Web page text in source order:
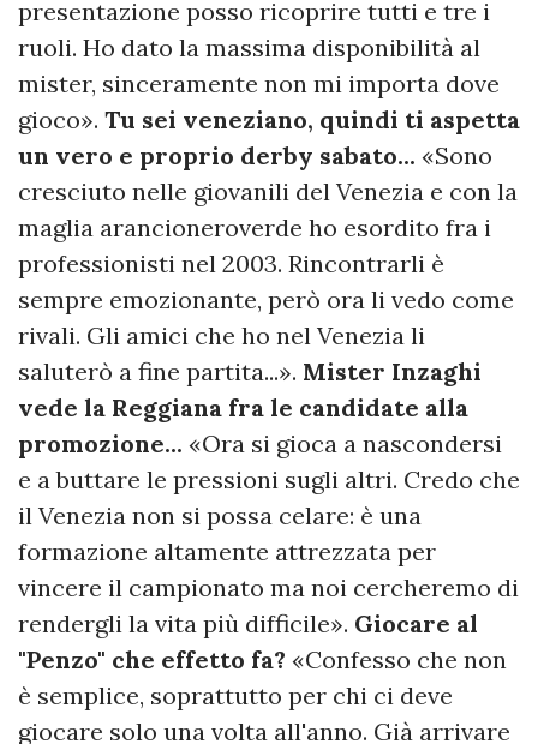
presentazione posso ricoprire tutti e tre i
ruoli. Ho dato la massima disponibilità al
mister, sinceramente non mi importa dove
gioco». Tu sei veneziano, quindi ti aspetta
un vero e proprio derby sabato... «Sono
cresciuto nelle giovanili del Venezia e con la
maglia arancioneroverde ho esordito fra i
professionisti nel 2003. Rincontrarli è
sempre emozionante, però ora li vedo come
rivali. Gli amici che ho nel Venezia li
saluterò a fine partita...». Mister Inzaghi
vede la Reggiana fra le candidate alla
promozione... «Ora si gioca a nascondersi
e a buttare le pressioni sugli altri. Credo che
il Venezia non si possa celare: è una
formazione altamente attrezzata per
vincere il campionato ma noi cercheremo di
rendergli la vita più difficile». Giocare al
"Penzo" che effetto fa? «Confesso che non
è semplice, soprattutto per chi ci deve
giocare solo una volta all'anno. Già arrivare